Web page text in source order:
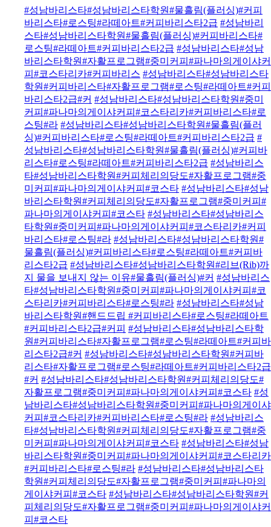
#성남바리스타#성남바리스타학원#물흘림(플러싱)#커피
바리스타#로스팅#라떼아트#커피바리스타2급 #성남바리
스타#성남바리스타학원#물흘림(플러싱)#커피바리스타#
로스팅#라떼아트#커피바리스타2급 #성남바리스타#성남
바리스타학원#자활프로그램#중미커피#파나마의게이샤커
피#코스타리카#커피바리스 #성남바리스타#성남바리스타
학원#커피바리스타#자활프로그램#로스팅#라떼아트#커피
바리스타2급#커 #성남바리스타#성남바리스타학원#중미
커피#파나마의게이샤커피#코스타리카#커피바리스타#로
스팅#라 #성남바리스타#성남바리스타학원#물흘림(플러
싱)#커피바리스타#로스팅#라떼아트#커피바리스타2급 #
성남바리스타#성남바리스타학원#물흘림(플러싱)#커피바
리스타#로스팅#라떼아트#커피바리스타2급 #성남바리스
타#성남바리스타학원#커피체리의당도#자활프로그램#중
미커피#파나마의게이샤커피#코스타 #성남바리스타#성남
바리스타학원#커피체리의당도#자활프로그램#중미커피#
파나마의게이샤커피#코스타 #성남바리스타#성남바리스
타학원#중미커피#파나마의게이샤커피#코스타리카#커피
바리스타#로스팅#라 #성남바리스타#성남바리스타학원#
물흘림(플러싱)#커피바리스타#로스팅#라떼아트#커피바
리스타2급 #성남바리스타#성남바리스타학원#리브(Rib)까
지 물을 보내지 않는 이유#물흘림(플러싱)#커 #성남바리스
타#성남바리스타학원#중미커피#파나마의게이샤커피#코
스타리카#커피바리스타#로스팅#라 #성남바리스타#성남
바리스타학원#핸드드립 #커피바리스타#로스팅#라떼아트
#커피바리스타2급#커피 #성남바리스타#성남바리스타학
원#커피바리스타#자활프로그램#로스팅#라떼아트#커피바
리스타2급#커 #성남바리스타#성남바리스타학원#커피바
리스타#자활프로그램#로스팅#라떼아트#커피바리스타2급
#커 #성남바리스타#성남바리스타학원#커피체리의당도#
자활프로그램#중미커피#파나마의게이샤커피#코스타 #성
남바리스타#성남바리스타학원#중미커피#파나마의게이샤
커피#코스타리카#커피바리스타#로스팅#라 #성남바리스
타#성남바리스타학원#커피체리의당도#자활프로그램#중
미커피#파나마의게이샤커피#코스타 #성남바리스타#성남
바리스타학원#중미커피#파나마의게이샤커피#코스타리카
#커피바리스타#로스팅#라 #성남바리스타#성남바리스타
학원#커피체리의당도#자활프로그램#중미커피#파나마의
게이샤커피#코스타 #성남바리스타#성남바리스타학원#커
피체리의당도#자활프로그램#중미커피#파나마의게이샤커
피#코스타